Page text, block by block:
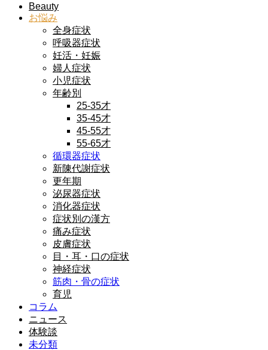
Beauty
お悩み
全身症状
呼吸器症状
妊活・妊娠
婦人症状
小児症状
年齢別
25-35才
35-45才
45-55才
55-65才
循環器症状
新陳代謝症状
更年期
泌尿器症状
消化器症状
症状別の漢方
痛み症状
皮膚症状
目・耳・口の症状
神経症状
筋肉・骨の症状
育児
コラム
ニュース
体験談
未分類